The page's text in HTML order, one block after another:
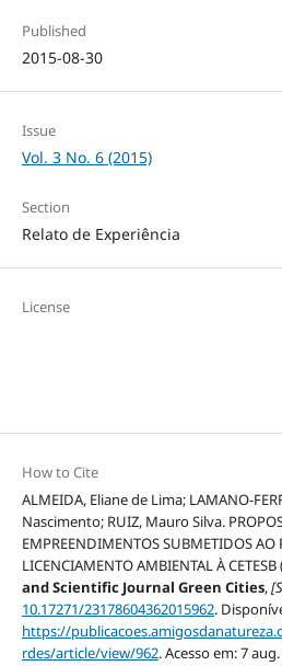
Published
2015-08-30
Issue
Vol. 3 No. 6 (2015)
Section
Relato de Experiência
License
How to Cite
ALMEIDA, Eliane de Lima; LAMANO-
Nascimento; RUIZ, Mauro Silva.
EMPREENDIMENTOS SUBMETIDOS AO
LICENCIAMENTO AMBIENTAL À
and Scientific Journal Green Cities,
10.17271/23178604362015962.
https://
rdes/article/view/962. Acesso em: 7